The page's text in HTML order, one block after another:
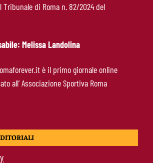
Svilar-Roma, promessa sul futuro: “Qui sto
bene, voglio restare”
di Roma n. 82/2024 del
Melissa Landolina
è il primo giornale online
all’ Associazione Sportiva Roma